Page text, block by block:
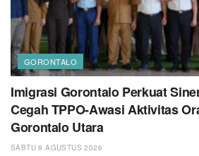
GORONTALO
Imigrasi Gorontalo Perkuat
Cegah TPPO-Awasi Aktivitas
Gorontalo Utara
SABTU 8 AGUSTUS 2026